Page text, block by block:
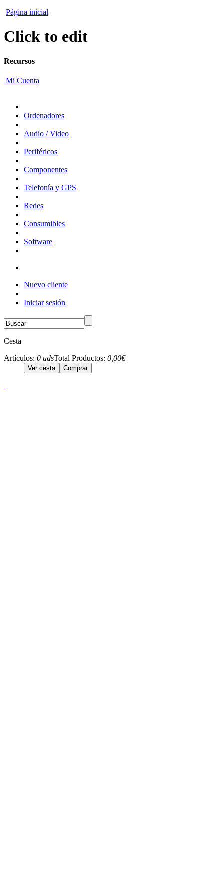
Página inicial
Click to edit
Recursos
Mi Cuenta
Ordenadores
Audio / Video
Periféricos
Componentes
Telefonía y GPS
Redes
Consumibles
Software
Nuevo cliente
Iniciar sesión
Cesta
Artículos: 0 udsTotal Productos: 0,00€